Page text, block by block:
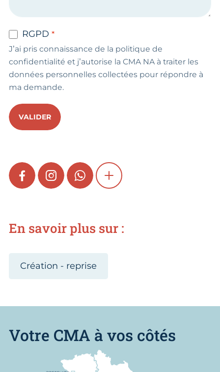
RGPD
J’ai pris connaissance de la politique de
confidentialité et j’autorise la CMA NA à traiter les
données personnelles collectées pour répondre à
ma demande.
VALIDER
FACEBOOKINSTAGRAMWHATSAPPSHOW MORE
En savoir plus sur :
Création - reprise
Votre CMA à vos côtés